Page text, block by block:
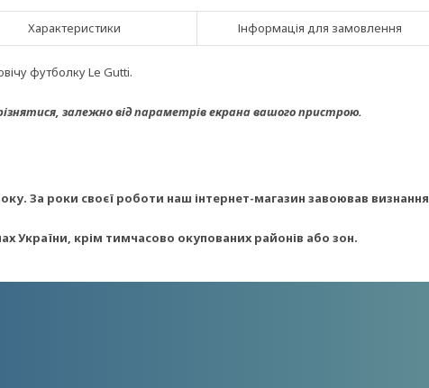
Характеристики Інформація для замовлення
футболку Le Gutti.
залежно від параметрів екрана вашого пристрою.
За роки своєї роботи наш інтернет-магазин завоював визнання
України, крім тимчасово окупованих районів або зон.